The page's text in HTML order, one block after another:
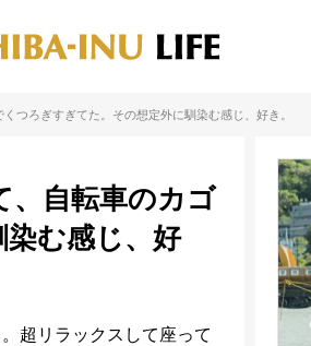
つろぎすぎてた。その想定外に馴染む感じ、好き。
、自転車のカゴ
む感じ、好
超リラックスして座って